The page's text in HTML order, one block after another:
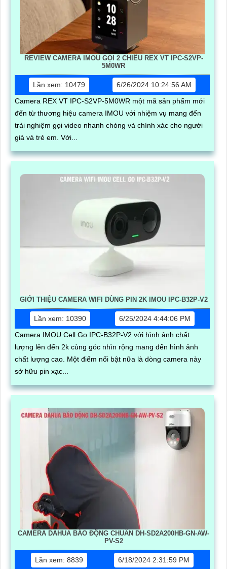
REVIEW CAMERA IMOU GỌI 2 CHIỀU REX VT IPC-S2VP-
5M0WR
Lần xem: 10479
6/26/2024 10:24:56 AM
Camera REX VT IPC-S2VP-5M0WR một mã sản phẩm mới
đến từ thương hiệu camera IMOU với nhiệm vụ mang đến
trải nghiệm gọi video nhanh chóng và chính xác cho người
già và trẻ em. Với...
GIỚI THIỆU CAMERA WIFI DÙNG PIN 2K IMOU IPC-B32P-V2
Lần xem: 10390
6/25/2024 4:44:06 PM
Camera IMOU Cell Go IPC-B32P-V2 với hình ảnh chất
lượng lên đến 2k cùng góc nhìn rộng mang đến hình ảnh
chất lượng cao. Một điểm nổi bật nữa là dòng camera này
sở hữu pin xạc...
CAMERA DAHUA BÁO ĐỘNG CHUẨN DH-SD2A200HB-GN-AW-
PV-S2
Lần xem: 8839
6/18/2024 2:31:59 PM